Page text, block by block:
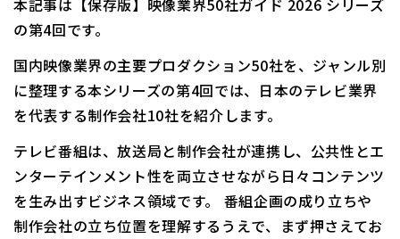
本記事は【保存版】映像業界50社ガイド 2026 シリーズ
の第4回です。
国内映像業界の主要プロダクション50社を、ジャンル別
に整理する本シリーズの第4回では、日本のテレビ業界
を代表する制作会社10社を紹介します。
テレビ番組は、放送局と制作会社が連携し、公共性とエ
ンターテインメント性を両立させながら日々コンテンツ
を生み出すビジネス領域です。 番組企画の成り立ちや
制作会社の立ち位置を理解するうえで、まず押さえてお